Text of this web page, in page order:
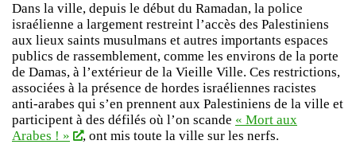
Dans la ville, depuis le début du Ramadan, la police
israélienne a largement restreint l’accès des Palestiniens
aux lieux saints musulmans et autres importants espaces
publics de rassemblement, comme les environs de la porte
de Damas, à l’extérieur de la Vieille Ville. Ces restrictions,
associées à la présence de hordes israéliennes racistes
anti-arabes qui s’en prennent aux Palestiniens de la ville et
participent à des défilés où l’on scande « Mort aux
Arabes ! »
, ont mis toute la ville sur les nerfs.